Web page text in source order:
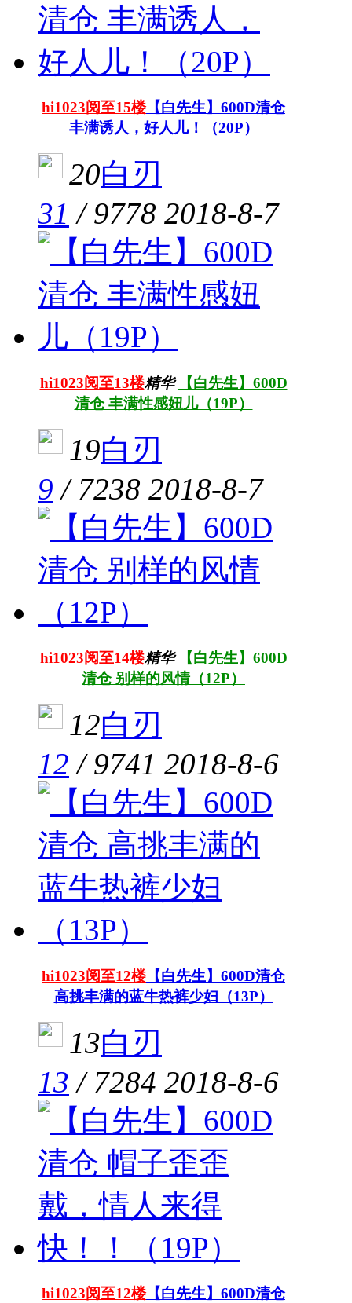
hi1023阅至15楼【白先生】600D清仓
丰满诱人，好人儿！（20P）
20白刃
31 /9778 2018-8-7
hi1023阅至13楼精华
【白先生】600D
清仓 丰满性感妞儿（19P）
19白刃
9 / 7238 2018-8-7
hi1023阅至14楼精华
【白先生】600D
清仓 别样的风情（12P）
12白刃
12 /9741 2018-8-6
hi1023阅至12楼【白先生】600D清仓
高挑丰满的蓝牛热裤少妇（13P）
13白刃
13 / 7284 2018-8-6
hi1023阅至12楼【白先生】600D清仓